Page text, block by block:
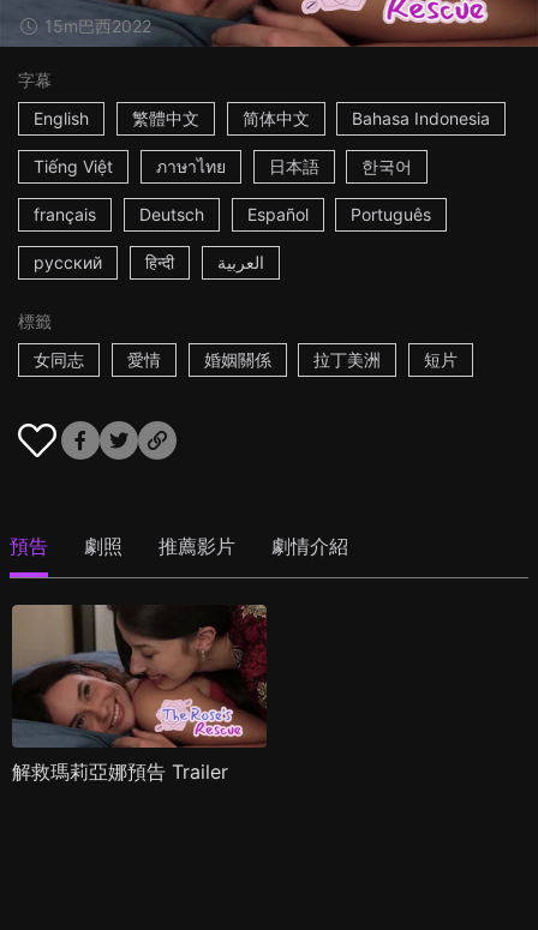
15m巴西2022
字幕
English
繁體中文 简体中文 Bahasa Indonesia
Tiếng Việt ภาษาไทย 日本語 한국어
français Deutsch Español Português
русский हिन्दी العربية
標籤
女同志
愛情 婚姻關係 拉丁美洲 短片
預告 劇照 推薦影片 劇情介紹
解救瑪莉亞娜預告 Trailer